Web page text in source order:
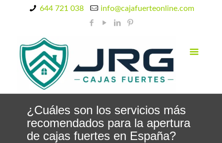
644 721 038 info@cajafuerteonline.com
¿Cuáles son los servicios más
recomendados para la apertura
de cajas fuertes en España?